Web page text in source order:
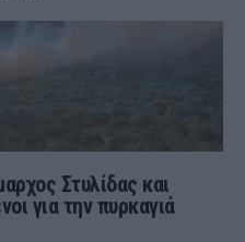
Στυλίδας και
για την πυρκαγιά